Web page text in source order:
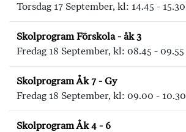
Torsdag 17 September, kl: 14.45 - 15.30
Skolprogram Förskola - åk 3
Fredag 18 September, kl: 08.45 - 09.55
Skolprogram Åk 7 - Gy
Fredag 18 September, kl: 09.00 - 10.30
Skolprogram Åk 4 - 6